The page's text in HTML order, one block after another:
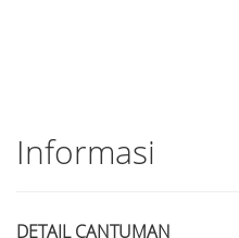
Informasi
DETAIL CANTUMAN